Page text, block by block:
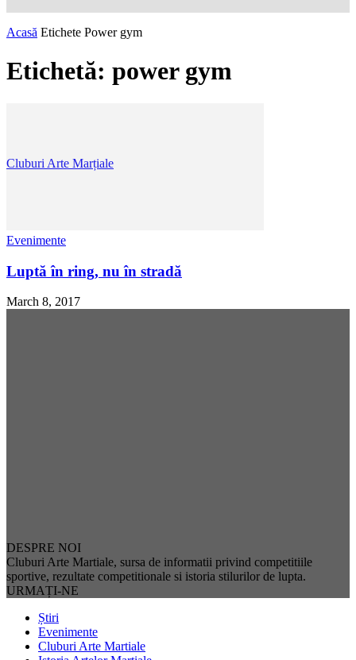
Cluburi Arte Marțiale
Acasă Etichete Power gym
Etichetă: power gym
Evenimente
Luptă în ring, nu în stradă
March 8, 2017
DESPRE NOI
Cluburi Arte Martiale, sursa de informatii privind competitiile
sportive, rezultate competitionale si istoria stilurilor de lupta.
URMAȚI-NE
Știri
Evenimente
Cluburi Arte Martiale